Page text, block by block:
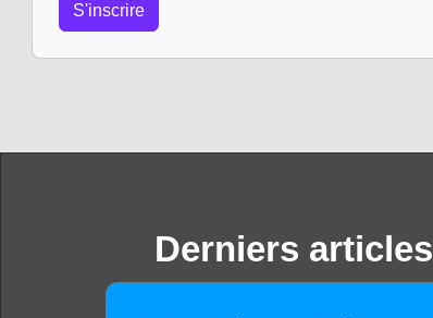
S'inscrire
Derniers articles